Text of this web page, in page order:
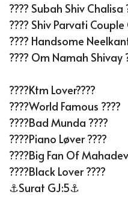
???? Subah Shiv Chalisa
???? Shiv Parvati Couple
???? Handsome
???? Om Namah Shivay
????Ktm Lover????️
????World Famous ????
????Bad Munda ????
????Piano Løver ????
????Big Fan Of Mahadev
????Black Lover ????
⚓Surat GJ:5⚓